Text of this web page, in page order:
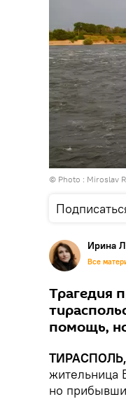
© Photo : Miroslav
Ирина
Все
Трагедия
помощь,
ТИРАСПОЛЬ,
жительница
но